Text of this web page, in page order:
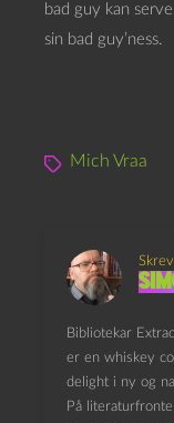
bad guy kan
sin bad guy’ness.
Mich Vraa
Bibliotekar
er en whiskey
delight i ny og
På